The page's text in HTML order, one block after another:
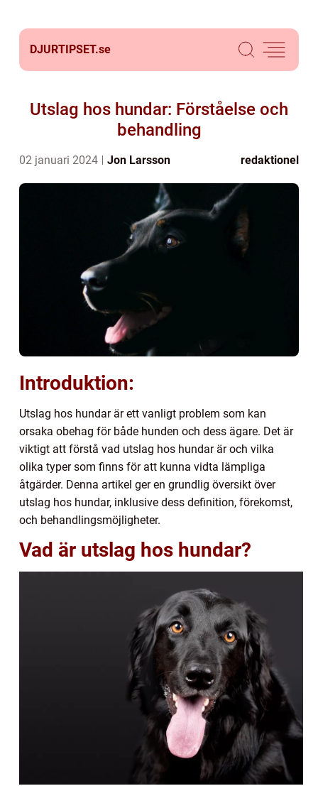
DJURTIPSET.se
Utslag hos hundar: Förståelse och
behandling
02 januari 2024 Jon Larsson redaktionel
Introduktion:
Utslag hos hundar är ett vanligt problem som kan
orsaka obehag för både hunden och dess ägare. Det är
viktigt att förstå vad utslag hos hundar är och vilka
olika typer som finns för att kunna vidta lämpliga
åtgärder. Denna artikel ger en grundlig översikt över
utslag hos hundar, inklusive dess definition, förekomst,
och behandlingsmöjligheter.
Vad är utslag hos hundar?